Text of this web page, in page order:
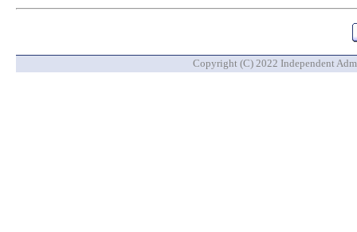
Copyright (C) 2022 Independent